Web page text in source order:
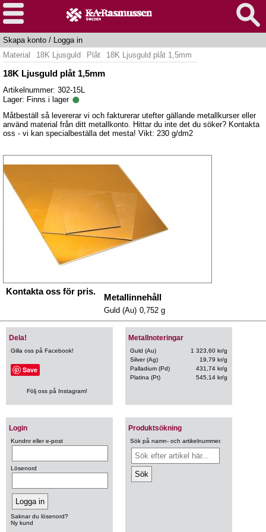
Skapa konto / Logga in
Material
18K Ljusguld Plåt 18K Ljusguld plåt 1,5mm
18K Ljusguld plåt 1,5mm
Artikelnummer: 302-15L
Lager: Finns i lager
Måtbeställ så levererar vi och fakturerar utefter gällande metallkurser eller
använd material från ditt metallkonto. Hittar du inte det du söker? Kontakta
oss - vi kan specialbeställa det mesta! Vikt: 230 g/dm2
Kontakta oss för pris.
Metallinnehåll
Guld (Au) 0,752 g
Metallnoteringar
Guld (Au)
1 323,60 kr/g
Silver (Ag)
19,79 kr/g
Palladium (Pd)
431,74 kr/g
Platina (Pt)
545,14 kr/g
Login
Kundnr eller e-post
Lösenord
Saknar du lösenord?
Ny kund
Produktsökning
Sök på namn- och artikelnummer.
Dela!
Gilla oss på Facebook!
Save
Följ oss på Instagram!